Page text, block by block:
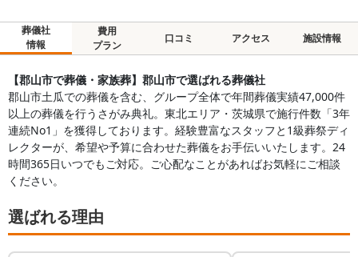
葬儀社
情報
費用
プラン
口コミ アクセス 施設情報
【郡山市で葬儀・家族葬】郡山市で選ばれる葬儀社
郡山市土瓜での葬儀を含む、グループ全体で年間葬儀実績47,000件
以上の葬儀を行うさがみ典礼。東北エリア・茨城県で施行件数「3年
連続No1」を獲得しております。経験豊富なスタッフと1級葬祭ディ
レクターが、希望や予算に合わせた葬儀をお手伝いいたします。24
時間365日いつでもご対応。ご心配なことがあればお気軽にご相談
ください。
選ばれる理由